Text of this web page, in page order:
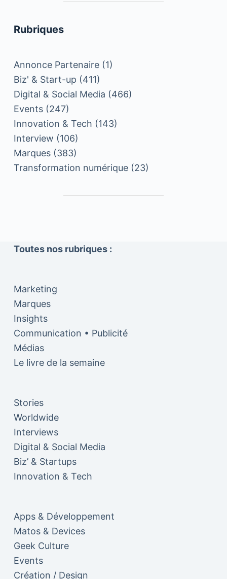
Rubriques
Annonce Partenaire(1)
Biz' & Start-up (411)
Digital & Social Media (466)
Events(247)
Innovation & Tech (143)
Interview (106)
Marques(383)
Transformation numérique(23)
Toutes nos rubriques :
Marketing
Marques
Insights
Communication • Publicité
Médias
Le livre de la semaine
Stories
Worldwide
Interviews
Digital & Social Media
Biz’ & Startups
Innovation & Tech
Apps & Développement
Matos & Devices
Geek Culture
Events
Création / Design